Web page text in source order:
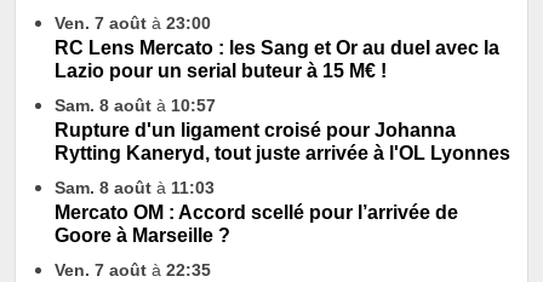
Ven. 7 août à 23:00
RC Lens Mercato : les Sang et Or au duel avec la
Lazio pour un serial buteur à 15 M€ !
Sam. 8 août à 10:57
Rupture d'un ligament croisé pour Johanna
Rytting Kaneryd, tout juste arrivée à l'OL Lyonnes
Sam. 8 août à 11:03
Mercato OM : Accord scellé pour l’arrivée de
Goore à Marseille ?
Ven. 7 août à 22:35